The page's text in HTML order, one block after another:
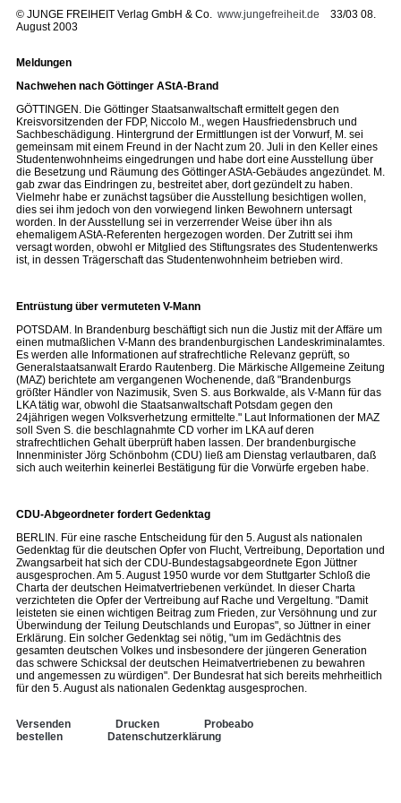
© JUNGE FREIHEIT Verlag GmbH & Co. www.jungefreiheit.de 33/03 08.
August 2003
Meldungen
Nachwehen nach Göttinger AStA-Brand
GÖTTINGEN. Die Göttinger Staatsanwaltschaft ermittelt gegen den
Kreisvorsitzenden der FDP, Niccolo M., wegen Hausfriedensbruch und
Sachbeschädigung. Hintergrund der Ermittlungen ist der Vorwurf, M. sei
gemeinsam mit einem Freund in der Nacht zum 20. Juli in den Keller eines
Studentenwohnheims eingedrungen und habe dort eine Ausstellung über
die Besetzung und Räumung des Göttinger AStA-Gebäudes angezündet. M.
gab zwar das Eindringen zu, bestreitet aber, dort gezündelt zu haben.
Vielmehr habe er zunächst tagsüber die Ausstellung besichtigen wollen,
dies sei ihm jedoch von den vorwiegend linken Bewohnern untersagt
worden. In der Ausstellung sei in verzerrender Weise über ihn als
ehemaligem AStA-Referenten hergezogen worden. Der Zutritt sei ihm
versagt worden, obwohl er Mitglied des Stiftungsrates des Studentenwerks
ist, in dessen Trägerschaft das Studentenwohnheim betrieben wird.
Entrüstung über vermuteten V-Mann
POTSDAM. In Brandenburg beschäftigt sich nun die Justiz mit der Affäre um
einen mutmaßlichen V-Mann des brandenburgischen Landeskriminalamtes.
Es werden alle Informationen auf strafrechtliche Relevanz geprüft, so
Generalstaatsanwalt Erardo Rautenberg. Die Märkische Allgemeine Zeitung
(MAZ) berichtete am vergangenen Wochenende, daß "Brandenburgs
größter Händler von Nazimusik, Sven S. aus Borkwalde, als V-Mann für das
LKA tätig war, obwohl die Staatsanwaltschaft Potsdam gegen den
24jährigen wegen Volksverhetzung ermittelte." Laut Informationen der MAZ
soll Sven S. die beschlagnahmte CD vorher im LKA auf deren
strafrechtlichen Gehalt überprüft haben lassen. Der brandenburgische
Innenminister Jörg Schönbohm (CDU) ließ am Dienstag verlautbaren, daß
sich auch weiterhin keinerlei Bestätigung für die Vorwürfe ergeben habe.
CDU-Abgeordneter fordert Gedenktag
BERLIN. Für eine rasche Entscheidung für den 5. August als nationalen
Gedenktag für die deutschen Opfer von Flucht, Vertreibung, Deportation und
Zwangsarbeit hat sich der CDU-Bundestagsabgeordnete Egon Jüttner
ausgesprochen. Am 5. August 1950 wurde vor dem Stuttgarter Schloß die
Charta der deutschen Heimatvertriebenen verkündet. In dieser Charta
verzichteten die Opfer der Vertreibung auf Rache und Vergeltung. "Damit
leisteten sie einen wichtigen Beitrag zum Frieden, zur Versöhnung und zur
Überwindung der Teilung Deutschlands und Europas", so Jüttner in einer
Erklärung. Ein solcher Gedenktag sei nötig, "um im Gedächtnis des
gesamten deutschen Volkes und insbesondere der jüngeren Generation
das schwere Schicksal der deutschen Heimatvertriebenen zu bewahren
und angemessen zu würdigen". Der Bundesrat hat sich bereits mehrheitlich
für den 5. August als nationalen Gedenktag ausgesprochen.
Versenden Drucken
Probeabo
bestellen
Datenschutzerklärung